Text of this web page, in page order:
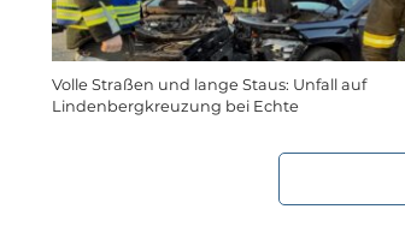
Volle Straßen und lange Staus: Unfall auf
Lindenbergkreuzung bei Echte